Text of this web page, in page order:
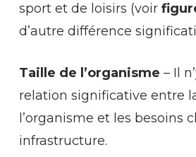
sport et de loisirs (voir
d’autre différence
Taille de l’organisme – Il
relation significative entre
l’organisme et les besoins
infrastructure.